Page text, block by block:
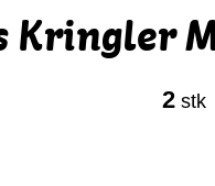
Kringler
2 stk